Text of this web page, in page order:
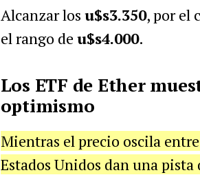
Alcanzar los u$s3.350, por el
el rango de u$s4.000.
Los ETF de Ether
optimismo
Mientras el precio oscila
Estados Unidos dan una